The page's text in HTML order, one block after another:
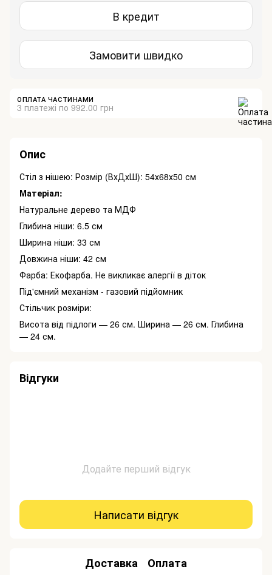
В кредит
Замовити швидко
ОПЛАТА ЧАСТИНАМИ
3 платежі по 992.00 грн
Опис
Стіл з нішею: Розмір (ВхДхШ): 54х68х50 см
Матеріал:
Натуральне дерево та МДФ
Глибина ніши: 6.5 см
Ширина ніши: 33 см
Довжина ніши: 42 см
Фарба: Екофарба. Не викликає алергії в діток
Під'ємний механізм - газовий підйомник
Стільчик розміри:
Висота від підлоги — 26 см. Ширина — 26 см. Глибина
— 24 см.
Відгуки
Додайте перший відгук
Написати відгук
Доставка Оплата